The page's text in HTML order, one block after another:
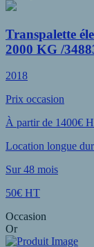
Transpalette
2000 KG /
2018
Prix occasion
À partir de 1400€
Location longue
Sur 48 mois
50€ HT
Occasion
Or